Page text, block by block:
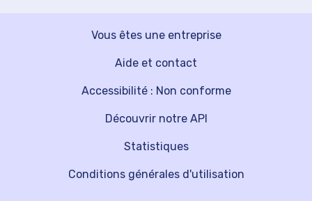
Vous êtes une entreprise
Découvrir notre API
Aide et contact
Statistiques
Accessibilité : Non conforme
Conditions générales d'utilisation